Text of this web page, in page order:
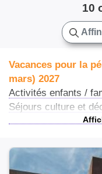
10
Vacances pour la
mars) 2027
Activités enfants /
Séjours culture et
Vacances en famille
Ateliers et stages (1)
Centres de loisirs (1)